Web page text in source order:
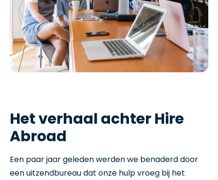
Het verhaal achter Hire
Abroad
Een paar jaar geleden werden we benaderd door
een uitzendbureau dat onze hulp vroeg bij het